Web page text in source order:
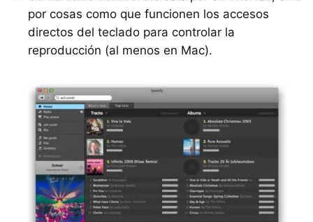
por cosas como que funcionen los accesos
directos del teclado para controlar la
reproducción (al menos en Mac).